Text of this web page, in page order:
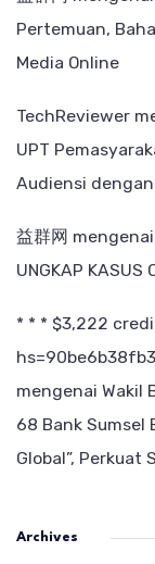
Pertemuan,
Media Online
TechReviewer
UPT
Audiensi
益群网 mengenai
UNGKAP KASUS
* * * $3,222
mengenai Wakil
68 Bank Sumsel
Global”,
Archives